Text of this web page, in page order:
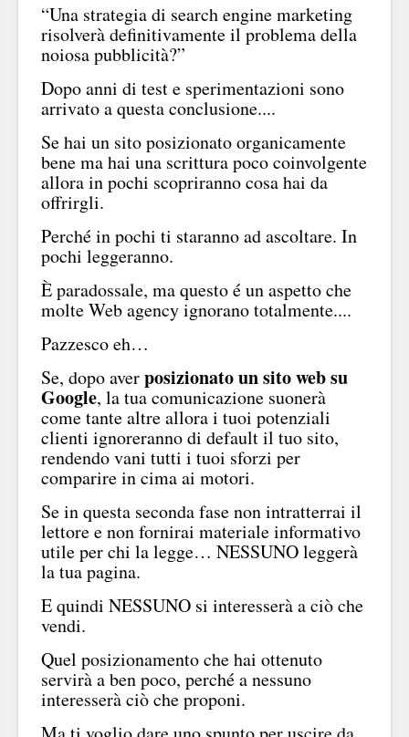
“Una strategia di search engine marketing
risolverà definitivamente il problema della
noiosa pubblicità?”
Dopo anni di test e sperimentazioni sono
arrivato a questa conclusione....
Se hai un sito posizionato organicamente
bene ma hai una scrittura poco coinvolgente
allora in pochi scopriranno cosa hai da
offrirgli.
Perché in pochi ti staranno ad ascoltare. In
pochi leggeranno.
È paradossale, ma questo é un aspetto che
molte Web agency ignorano totalmente....
Pazzesco eh…
Se, dopo averposizionato un sito web su
Google, la tua comunicazione suonerà
come tante altre allora i tuoi potenziali
clienti ignoreranno di default il tuo sito,
rendendo vani tutti i tuoi sforzi per
comparire in cima ai motori.
Se in questa seconda fase non intratterrai il
lettore e non fornirai materiale informativo
utile per chi la legge… NESSUNO leggerà
la tua pagina.
E quindi NESSUNO si interesserà a ciò che
vendi.
Quel posizionamento che hai ottenuto
servirà a ben poco, perché a nessuno
interesserà ciò che proponi.